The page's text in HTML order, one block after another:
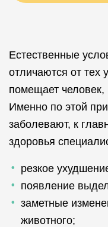
Естественные
отличаются от тех
помещает
Именно по этой
заболевают, к
здоровья
резкое
появление
заметные
животного;